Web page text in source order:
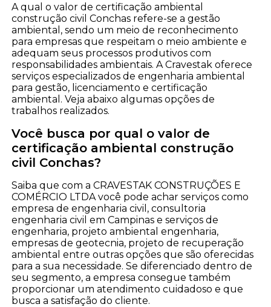
A qual o valor de certificação ambiental
construção civil Conchas refere-se a gestão
ambiental, sendo um meio de reconhecimento
para empresas que respeitam o meio ambiente e
adequam seus processos produtivos com
responsabilidades ambientais. A Cravestak oferece
serviços especializados de engenharia ambiental
para gestão, licenciamento e certificação
ambiental. Veja abaixo algumas opções de
trabalhos realizados.
Você busca por qual o valor de
certificação ambiental construção
civil Conchas?
Saiba que com a CRAVESTAK CONSTRUÇÕES E
COMÉRCIO LTDA você pode achar serviços como
empresa de engenharia civil, consultoria
engenharia civil em Campinas e serviços de
engenharia, projeto ambiental engenharia,
empresas de geotecnia, projeto de recuperação
ambiental entre outras opções que são oferecidas
para a sua necessidade. Se diferenciado dentro de
seu segmento, a empresa consegue também
proporcionar um atendimento cuidadoso e que
busca a satisfação do cliente.